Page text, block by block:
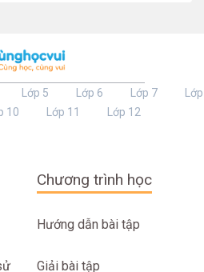
Lớp 5 Lớp 6 Lớp 7
Lớp
10 Lớp 11 Lớp 12
Chương trình học
Hướng dẫn bài tập
Giải bài tập